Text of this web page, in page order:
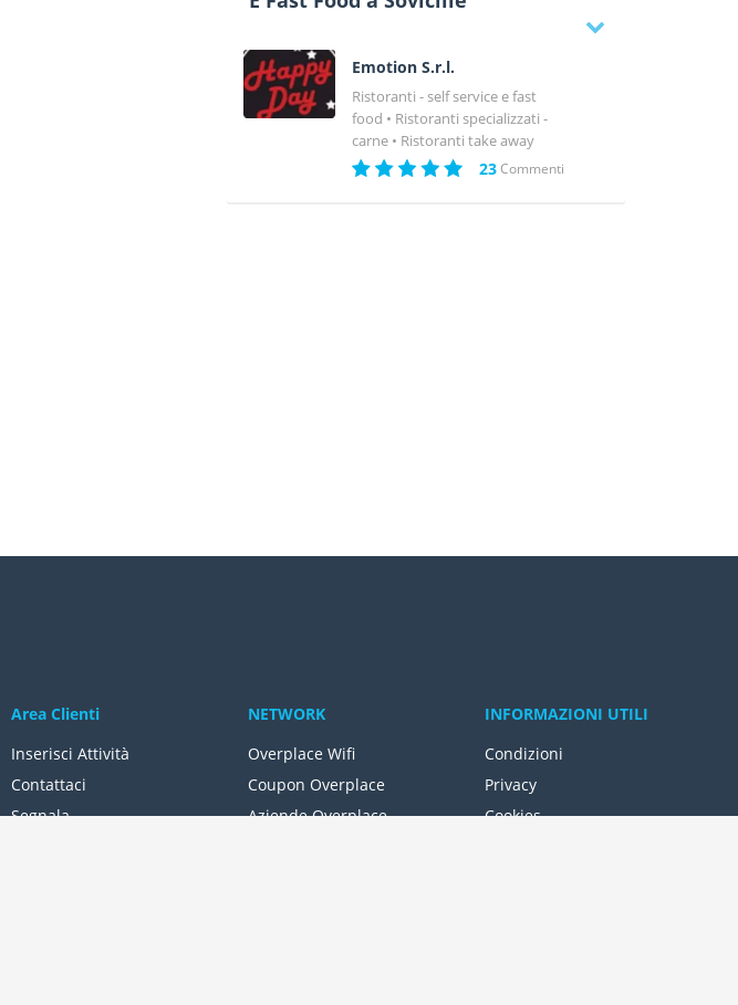
Emotion S.r.l.
Ristoranti - self service e fast
food
Ristoranti specializzati -
carne
Ristoranti take away
23Commenti
Area Clienti
Inserisci Attività
Contattaci
Segnala
NETWORK
Overplace Wifi
Coupon Overplace
Aziende Overplace
INFORMAZIONI UTILI
Condizioni
Privacy
Cookies